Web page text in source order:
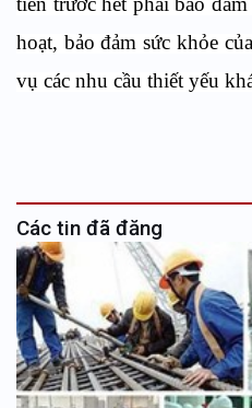
hoạt, bảo đảm sức khỏe
vụ các nhu cầu thiết yếu
Các tin đã đăng